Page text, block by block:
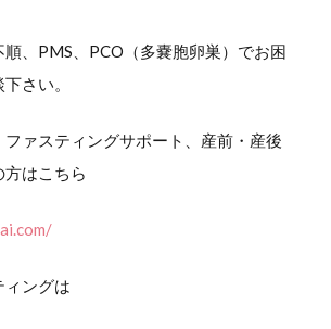
、PMS、PCO（多嚢胞卵巣）でお困
さい。
ァスティングサポート、産前・産後
はこちら
ィングは